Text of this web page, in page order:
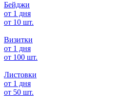
Бейджи
от 1 дня
от 10 шт.
Визитки
от 1 дня
от 100 шт.
Листовки
от 1 дня
от 50 шт.